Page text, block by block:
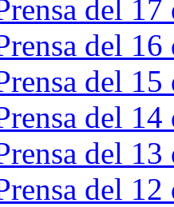
del
del
del
del
del
del